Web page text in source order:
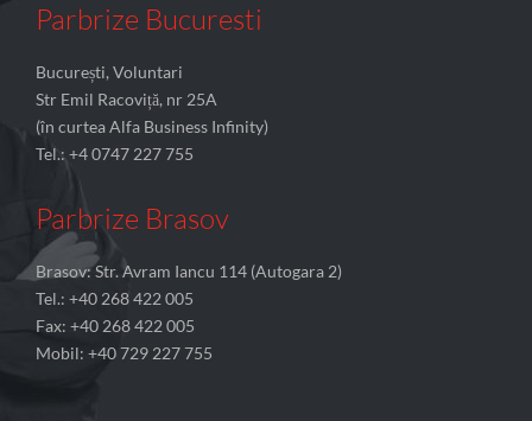
Parbrize Bucuresti
București, Voluntari
Str Emil Racoviță, nr 25A
(în curtea Alfa Business Infinity)
Tel.: +4 0747 227 755
Parbrize Brasov
Brasov: Str. Avram Iancu 114 (Autogara 2)
Tel.: +40 268 422 005
Fax: +40 268 422 005
Mobil: +40 729 227 755